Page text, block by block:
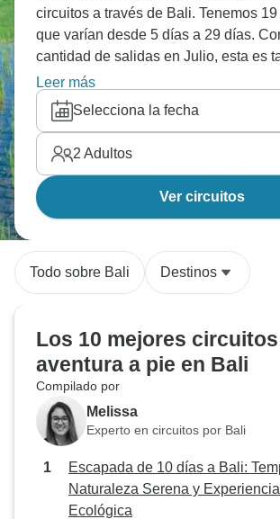
circuitos a través de Bali. Tenemos
que varían desde 5 días a 29 días.
cantidad de salidas en Julio, esta es
época más popular del año.
Leer más
Selecciona la fecha
2 Adultos
Ver circuitos
Todo sobre Bali Destinos
Los 10 mejores
aventura a pie en Bali
Compilado por
Melissa
Experto en circuitos por Bali
Escapada de 10 días a Bali:
Naturaleza Serena y
Ecológica